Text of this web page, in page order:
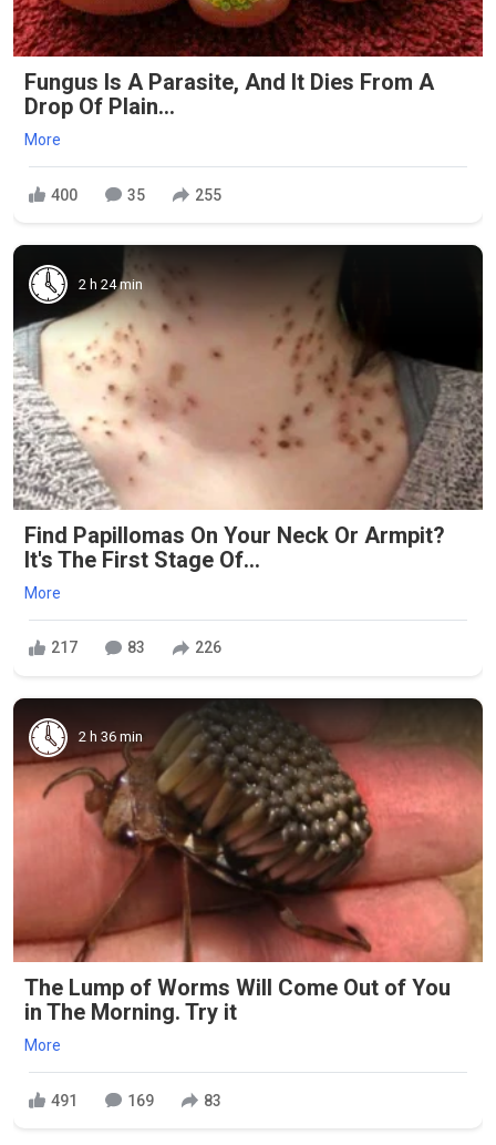
Fungus Is A Parasite, And It Dies From A
Drop Of Plain...
More
400 35 255
2 h 24 min
Find Papillomas On Your Neck Or Armpit?
It's The First Stage Of...
More
217 83 226
2 h 36 min
The Lump of Worms Will Come Out of You
in The Morning. Try it
More
491 169 83